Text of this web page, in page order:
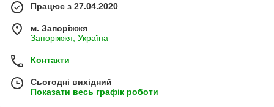
Працює з 27.04.2020
м. Запоріжжя
Запоріжжя, Україна
Контакти
Сьогодні вихідний
Показати весь графік роботи